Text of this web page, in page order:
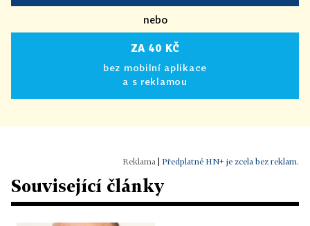
nebo
ZA 40 KČ
bez mobilní aplikace
a s reklamou
Předplatné HN+ je zcela bez reklam.
Související články